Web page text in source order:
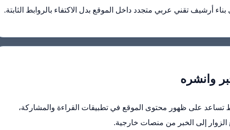
أرشيف تقني عربي متجدد داخل الموقع بدل الاكتفاء بالروابط الثابتة.
وانشره
تساعد على ظهور محتوى الموقع في تطبيقات القراءة والمشاركة،
إلى الخبر من منصات خارجية.